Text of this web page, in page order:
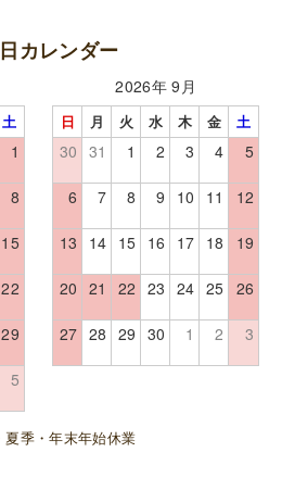
カレンダー
土
1
8
15
22
29
5
2026年 9月
日 月 火 水 木 金 土
30 31 1 2 3 4 5
6 7 8 9 10 11 12
13 14 15 16 17 18 19
20 21 22 23 24 25 26
27 28 29 30 1 2 3
季・年末年始休業